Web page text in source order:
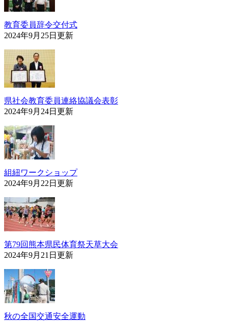
教育委員辞令交付式
2024年9月25日更新
県社会教育委員連絡協議会表彰
2024年9月24日更新
組紐ワークショップ
2024年9月22日更新
第79回熊本県民体育祭天草大会
2024年9月21日更新
秋の全国交通安全運動